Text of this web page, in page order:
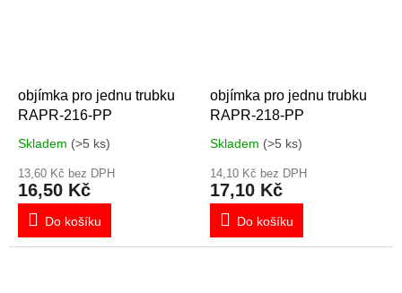
objímka pro jednu trubku
RAPR-216-PP
Skladem (>5 ks)
13,60 Kč bez DPH
16,50 Kč
Do košíku
objímka pro jednu trubku
RAPR-218-PP
Skladem (>5 ks)
14,10 Kč bez DPH
17,10 Kč
Do košíku